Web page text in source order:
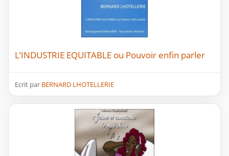
L’INDUSTRIE EQUITABLE ou Pouvoir enfin parler
Ecrit par BERNARD LHOTELLERIE